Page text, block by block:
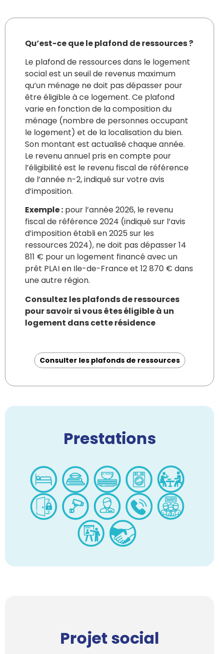
Qu’est-ce que le plafond de ressources ?
Le plafond de ressources dans le logement
social est un seuil de revenus maximum
qu’un ménage ne doit pas dépasser pour
être éligible à ce logement. Ce plafond
varie en fonction de la composition du
ménage (nombre de personnes occupant
le logement) et de la localisation du bien.
Son montant est actualisé chaque année.
Le revenu annuel pris en compte pour
l’éligibilité est le revenu fiscal de référence
de l’année n-2, indiqué sur votre avis
d’imposition.
Exemple : pour l’année 2026, le revenu
fiscal de référence 2024 (indiqué sur l’avis
d’imposition établi en 2025 sur les
ressources 2024), ne doit pas dépasser 14
811 € pour un logement financé avec un
prêt PLAI en Ile-de-France et 12 870 € dans
une autre région.
Consultez les plafonds de ressources
pour savoir si vous êtes éligible à un
logement dans cette résidence
Consulter les plafonds de ressources
Prestations
Projet social